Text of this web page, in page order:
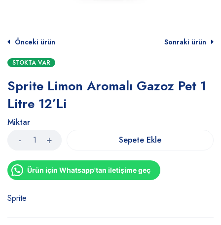
Önceki ürün Sonraki ürün
STOKTA VAR
Sprite Limon Aromalı Gazoz Pet 1
Litre 12’Li
Miktar
Sepete Ekle
Ürün için Whatsapp'tan iletişime geç
Sprite